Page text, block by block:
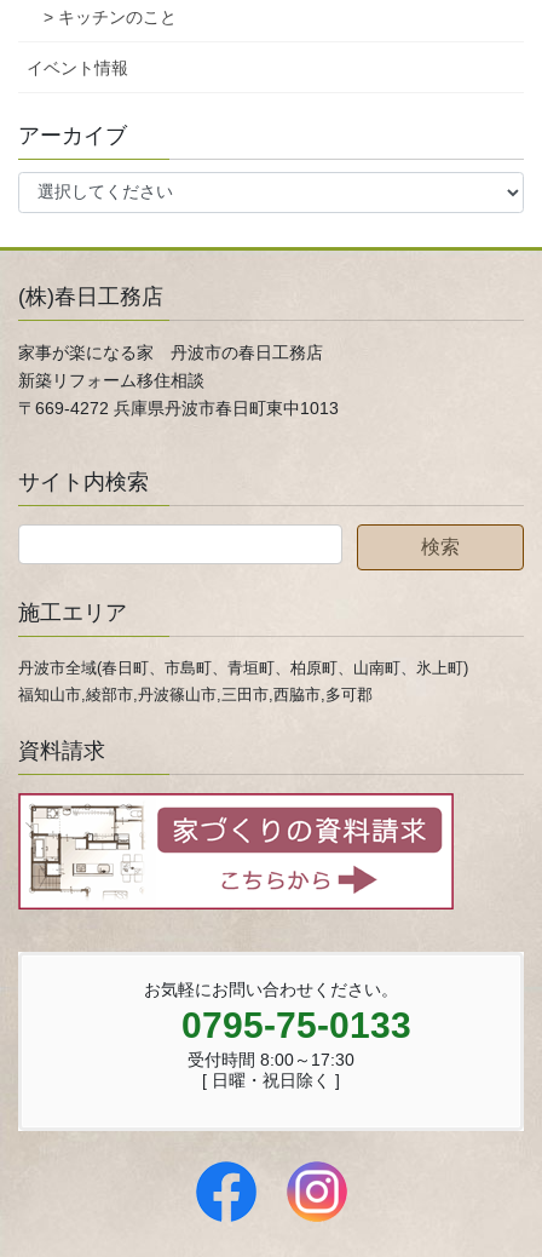
> キッチンのこと
イベント情報
アーカイブ
(株)春日工務店
家事が楽になる家 丹波市の春日工務店
新築リフォーム移住相談
〒669-4272 兵庫県丹波市春日町東中1013
サイト内検索
施工エリア
丹波市全域(春日町、市島町、青垣町、柏原町、山南町、氷上町)
福知山市,綾部市,丹波篠山市,三田市,西脇市,多可郡
資料請求
お気軽にお問い合わせください。
0795-75-0133
受付時間 8:00～17:30
[ 日曜・祝日除く ]